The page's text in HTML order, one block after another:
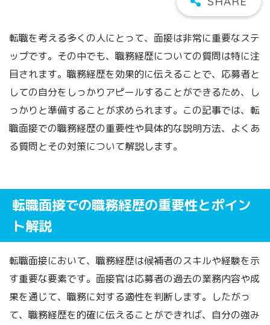
転職を考える多くの人にとって、面接は非常に重要なステ
ップです。その中でも、職務経歴についての質問は特に注
目されます。職務経歴を効果的に伝えることで、応募者と
しての自分をしっかりアピールすることができるため、し
っかりと準備することが求められます。この記事では、転
職面接での職務経歴の重要性や具体的な説明方法、よくあ
る質問とその対策について解説します。
転職面接での職務経歴の重要性とポイン
ト解説
転職面接において、職務経歴は候補者のスキルや経験を示
す重要な要素です。面接官は応募者の過去の業務内容や成
果を通じて、職務に対する適性を判断します。したがっ
て、職務経歴を的確に伝えることができれば、自分の強み